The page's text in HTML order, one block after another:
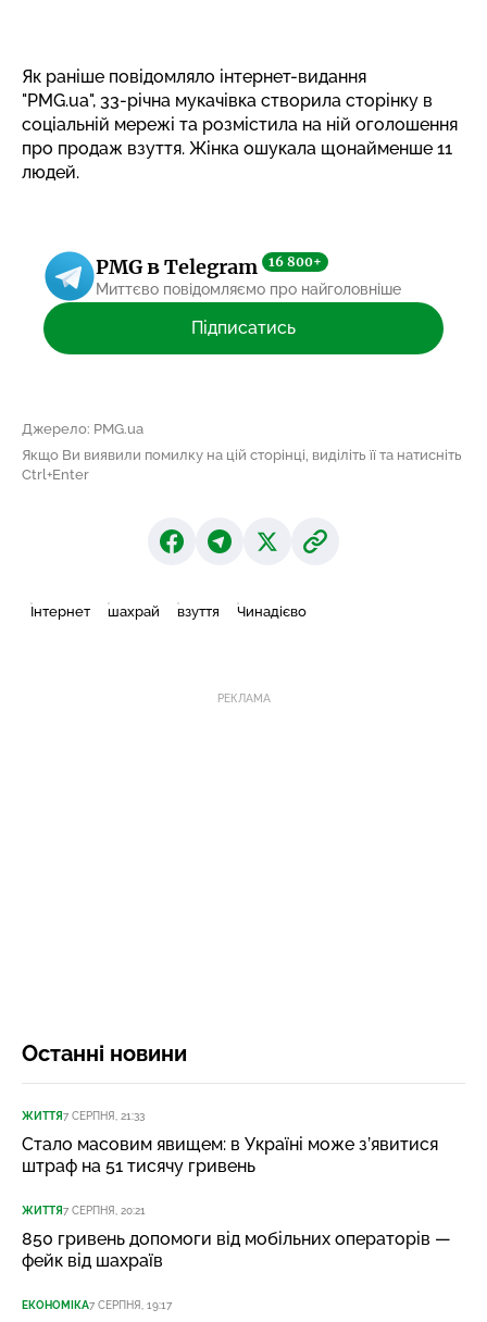
Як раніше повідомляло інтернет-видання
"PMG.ua", 33-річна мукачівка створила сторінку в
соціальній мережі та розмістила на ній оголошення
про продаж взуття. Жінка ошукала щонайменше 11
людей.
PMG в Telegram 16 800+
Миттєво повідомляємо про найголовніше
Підписатись
Джерело: PMG.ua
Якщо Ви виявили помилку на цій сторінці, виділіть її та натисніть
Ctrl+Enter
Інтернет шахрай взуття Чинадієво
РЕКЛАМА
Останні новини
ЖИТТЯ7 СЕРПНЯ, 21:33
Стало масовим явищем: в Україні може з’явитися
штраф на 51 тисячу гривень
ЖИТТЯ7 СЕРПНЯ, 20:21
850 гривень допомоги від мобільних операторів —
фейк від шахраїв
ЕКОНОМІКА7 СЕРПНЯ, 19:17